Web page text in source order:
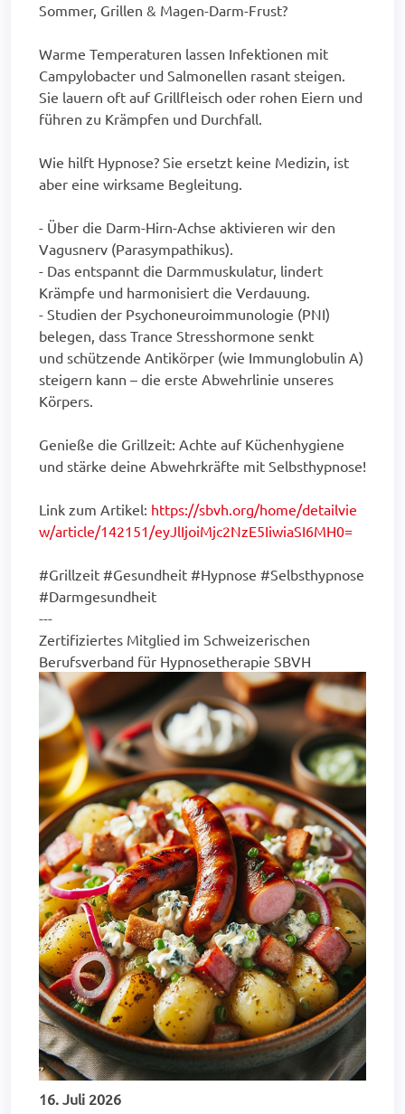
Sommer, Grillen & Magen-Darm-Frust?
Warme Temperaturen lassen Infektionen mit
Campylobacter und Salmonellen rasant steigen.
Sie lauern oft auf Grillfleisch oder rohen Eiern und
führen zu Krämpfen und Durchfall.
Wie hilft Hypnose? Sie ersetzt keine Medizin, ist
aber eine wirksame Begleitung.
- Über die Darm-Hirn-Achse aktivieren wir den
Vagusnerv (Parasympathikus).
- Das entspannt die Darmmuskulatur, lindert
Krämpfe und harmonisiert die Verdauung.
- Studien der Psychoneuroimmunologie (PNI)
belegen, dass Trance Stresshormone senkt
und schützende Antikörper (wie Immunglobulin A)
steigern kann – die erste Abwehrlinie unseres
Körpers.
Genieße die Grillzeit: Achte auf Küchenhygiene
und stärke deine Abwehrkräfte mit Selbsthypnose!
Link zum Artikel: https://sbvh.org/home/detailvie
w/article/142151/eyJlIjoiMjc2NzE5IiwiaSI6MH0=
#Grillzeit #Gesundheit #Hypnose #Selbsthypnose
#Darmgesundheit
---
Zertifiziertes Mitglied im Schweizerischen
Berufsverband für Hypnosetherapie SBVH
16. Juli 2026